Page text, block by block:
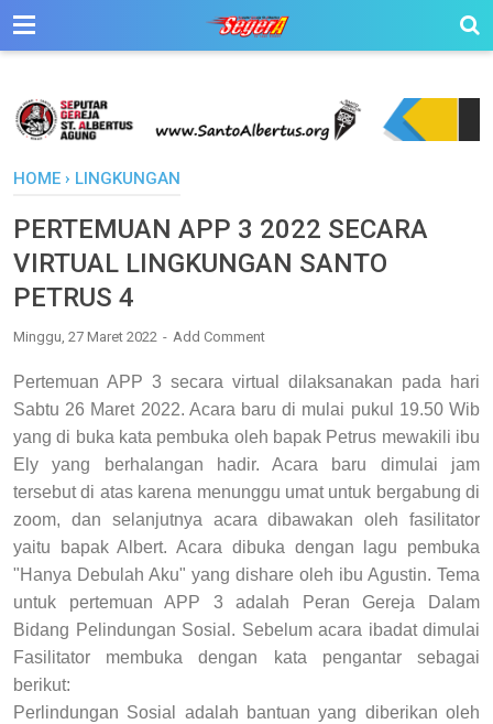
HOME › LINGKUNGAN
PERTEMUAN APP 3 2022 SECARA
VIRTUAL LINGKUNGAN SANTO
PETRUS 4
Minggu, 27 Maret 2022 Add Comment
Pertemuan APP 3 secara virtual dilaksanakan pada hari
Sabtu 26 Maret 2022. Acara baru di mulai pukul 19.50 Wib
yang di buka kata pembuka oleh bapak Petrus mewakili ibu
Ely yang berhalangan hadir. Acara baru dimulai jam
tersebut di atas karena menunggu umat untuk bergabung di
zoom, dan selanjutnya acara dibawakan oleh fasilitator
yaitu bapak Albert. Acara dibuka dengan lagu pembuka
"Hanya Debulah Aku" yang dishare oleh ibu Agustin. Tema
untuk pertemuan APP 3 adalah Peran Gereja Dalam
Bidang Pelindungan Sosial. Sebelum acara ibadat dimulai
Fasilitator membuka dengan kata pengantar sebagai
berikut:
Perlindungan Sosial adalah bantuan yang diberikan oleh